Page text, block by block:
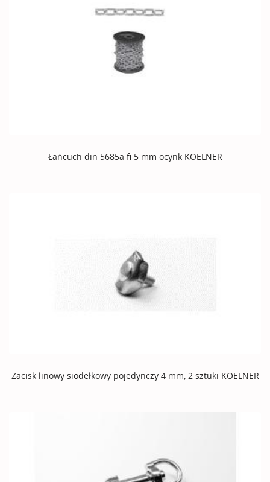
Łańcuch din 5685a fi 5 mm ocynk KOELNER
Zacisk linowy siodełkowy pojedynczy 4 mm, 2 sztuki KOELNER